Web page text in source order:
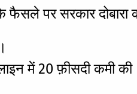
पर सरकार दोबारा
में 20 फ़ीसदी कमी की